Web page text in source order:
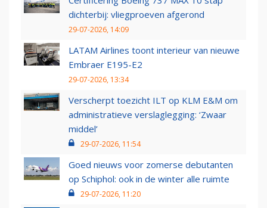
dichterbij: vliegproeven afgerond
29-07-2026, 14:09
LATAM Airlines toont interieur van nieuwe
Embraer E195-E2
29-07-2026, 13:34
Verscherpt toezicht ILT op KLM E&M om
administratieve verslaglegging: ‘Zwaar
middel’
29-07-2026, 11:54
Goed nieuws voor zomerse debutanten
op Schiphol: ook in de winter alle ruimte
29-07-2026, 11:20